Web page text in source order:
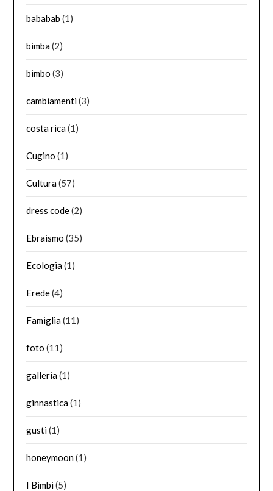
bababab (1)
bimba(2)
bimbo (3)
cambiamenti(3)
costa rica(1)
Cugino (1)
Cultura(57)
dress code(2)
Ebraismo (35)
Ecologia(1)
Erede(4)
Famiglia(11)
foto (11)
galleria(1)
ginnastica(1)
gusti(1)
honeymoon(1)
I Bimbi(5)